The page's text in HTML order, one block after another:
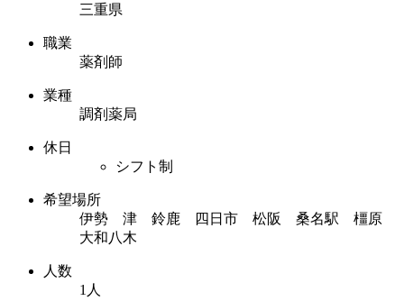
三重県
職業
薬剤師
業種
調剤薬局
休日
シフト制
希望場所
伊勢 津 鈴鹿 四日市 松阪 桑名駅 橿原
大和八木
人数
1人